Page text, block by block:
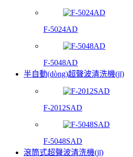
F-5024AD
F-5048AD
半自動(dòng)超聲波清洗機(jī)
F-2012SAD
F-5048SAD
滾筒式超聲波清洗機(jī)